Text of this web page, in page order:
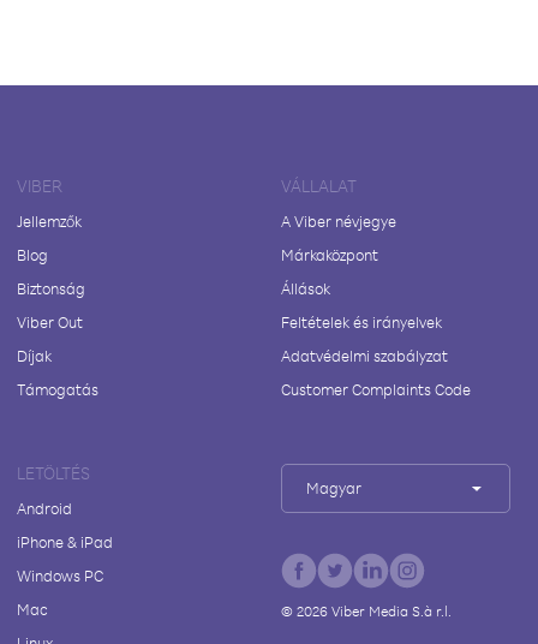
VIBER
Jellemzők
Blog
Biztonság
Viber Out
Díjak
Támogatás
VÁLLALAT
A Viber névjegye
Márkaközpont
Állások
Feltételek és irányelvek
Adatvédelmi szabályzat
Customer Complaints Code
LETÖLTÉS
Android
iPhone & iPad
Windows PC
Mac
Magyar
© 2026Viber Media S.à r.l.